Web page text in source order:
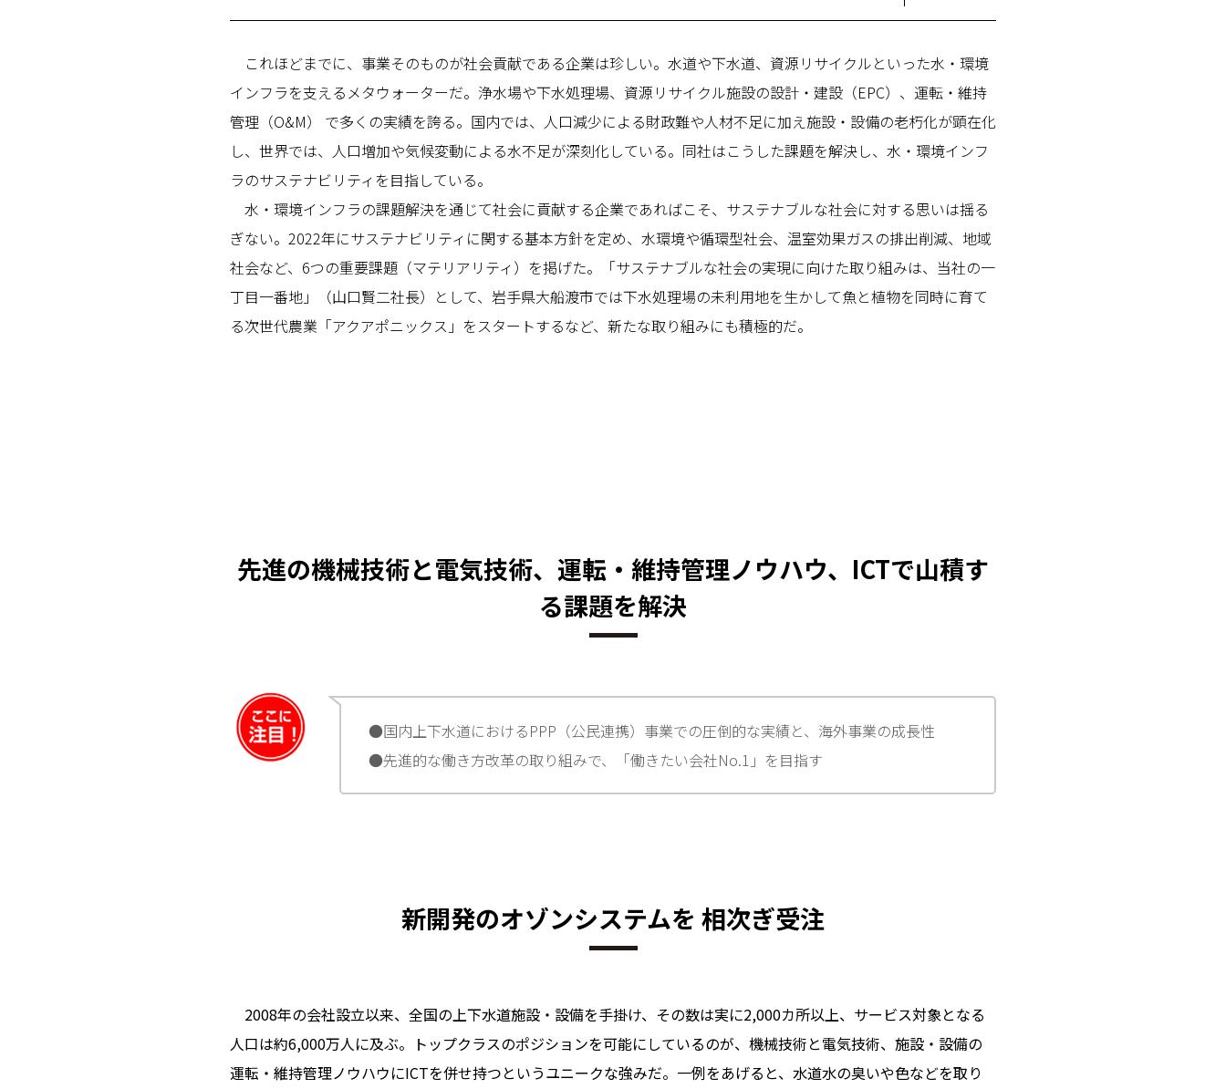
これほどまでに、事業そのものが社会貢献である企業は珍しい。水道や下水道、資源リサイクルといった水・環境
インフラを支えるメタウォーターだ。浄水場や下水処理場、資源リサイクル施設の設計・建設（EPC）、運転・維持
管理（O&M） で多くの実績を誇る。国内では、人口減少による財政難や人材不足に加え施設・設備の老朽化が顕在化
し、世界では、人口増加や気候変動による水不足が深刻化している。同社はこうした課題を解決し、水・環境インフ
ラのサステナビリティを目指している。
水・環境インフラの課題解決を通じて社会に貢献する企業であればこそ、サステナブルな社会に対する思いは揺る
ぎない。2022年にサステナビリティに関する基本方針を定め、水環境や循環型社会、温室効果ガスの排出削減、地域
社会など、6つの重要課題（マテリアリティ）を掲げた。「サステナブルな社会の実現に向けた取り組みは、当社の一
丁目一番地」（山口賢二社長）として、岩手県大船渡市では下水処理場の未利用地を生かして魚と植物を同時に育て
る次世代農業「アクアポニックス」をスタートするなど、新たな取り組みにも積極的だ。
先進の機械技術と電気技術、運転・維持管理ノウハウ、ICTで山積す
る課題を解決
●国内上下水道におけるPPP（公民連携）事業での圧倒的な実績と、海外事業の成長性
●先進的な働き方改革の取り組みで、「働きたい会社No.1」を目指す
新開発のオゾンシステムを 相次ぎ受注
2008年の会社設立以来、全国の上下水道施設・設備を手掛け、その数は実に2,000カ所以上、サービス対象となる
人口は約6,000万人に及ぶ。トップクラスのポジションを可能にしているのが、機械技術と電気技術、施設・設備の
運転・維持管理ノウハウにICTを併せ持つというユニークな強みだ。一例をあげると、水道水の臭いや色などを取り